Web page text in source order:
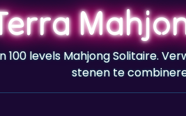
100 levels Mahjong Solitaire.
stenen te